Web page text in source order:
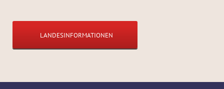
LANDESINFORMATIONEN